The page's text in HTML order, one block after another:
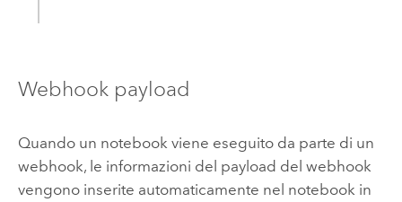
Webhook payload
Quando un notebook viene eseguito da parte di un
webhook, le informazioni del payload del webhook
vengono inserite automaticamente nel notebook in